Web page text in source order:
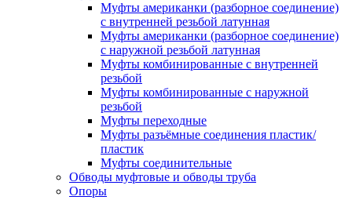
Муфты американки (разборное соединение)
с внутренней резьбой латунная
Муфты американки (разборное соединение)
с наружной резьбой латунная
Муфты комбинированные с внутренней
резьбой
Муфты комбинированные с наружной
резьбой
Муфты переходные
Муфты разъёмные соединения пластик/
пластик
Муфты соединительные
Обводы муфтовые и обводы труба
Опоры